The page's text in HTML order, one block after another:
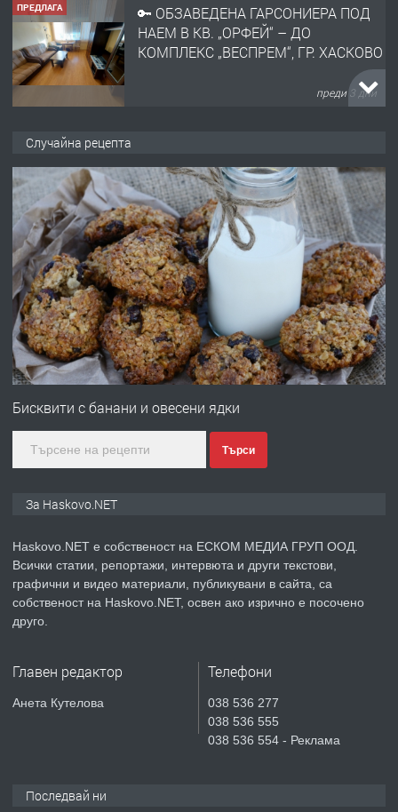
ПРЕДЛАГА
🔑 ОБЗАВЕДЕНА ГАРСОНИЕРА ПОД
НАЕМ В КВ. „ОРФЕЙ“ – ДО
КОМПЛЕКС „ВЕСПРЕМ“, ГР. ХАСКОВО
преди 3 дни
АПАРТАМЕНТ В ЦЕНТЪРА НА ГР.
ХАСКОВО
преди 3 дни
ПРЕДЛАГА Давам гараж под наем
преди 4 дни
ПРЕДЛАГА
№4120 Магазин/Офис под наем в кв.
градската градина!
преди 4 дни
ПРЕДЛАГА
Продавам парцел в гр. Хасково кв.
СГЛОБЯВАНЕ НА МЕБЕЛИ.
Случайна рецепта
Бисквити с банани и овесени ядки
Търси
За Haskovo.NET
Haskovo.NET е собственост на ЕСКОМ МЕДИА ГРУП ООД.
Всички статии, репортажи, интервюта и други текстови,
графични и видео материали, публикувани в сайта, са
собственост на Haskovo.NET, освен ако изрично е посочено
друго.
Главен редактор
Анета Кутелова
Телефони
038 536 277
038 536 555
038 536 554 - Реклама
Последвай ни